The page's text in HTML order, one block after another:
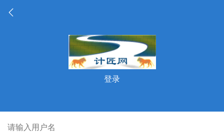
登录